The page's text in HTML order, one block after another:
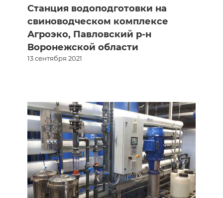
13 сентября 2021
Станция водоподготовки на
свиноводческом комплексе
Агроэко, Павловский р-н
Воронежской области